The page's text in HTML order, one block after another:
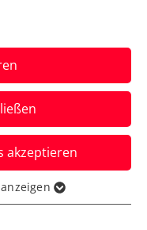
by
Ass
ATP-
02.09.2023
akzeptieren